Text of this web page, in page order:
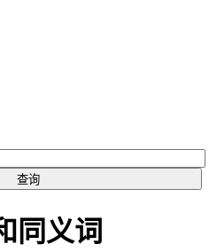
同义词